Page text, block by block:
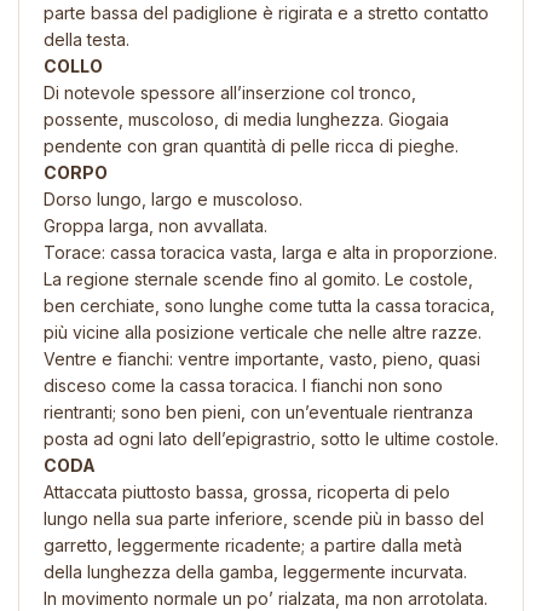
parte bassa del padiglione è rigirata e a stretto contatto
della testa.
COLLO
Di notevole spessore all’inserzione col tronco,
possente, muscoloso, di media lunghezza. Giogaia
pendente con gran quantità di pelle ricca di pieghe.
CORPO
Dorso lungo, largo e muscoloso.
Groppa larga, non avvallata.
Torace: cassa toracica vasta, larga e alta in proporzione.
La regione sternale scende fino al gomito. Le costole,
ben cerchiate, sono lunghe come tutta la cassa toracica,
più vicine alla posizione verticale che nelle altre razze.
Ventre e fianchi: ventre importante, vasto, pieno, quasi
disceso come la cassa toracica. I fianchi non sono
rientranti; sono ben pieni, con un’eventuale rientranza
posta ad ogni lato dell’epigrastrio, sotto le ultime costole.
CODA
Attaccata piuttosto bassa, grossa, ricoperta di pelo
lungo nella sua parte inferiore, scende più in basso del
garretto, leggermente ricadente; a partire dalla metà
della lunghezza della gamba, leggermente incurvata.
In movimento normale un po’ rialzata, ma non arrotolata.